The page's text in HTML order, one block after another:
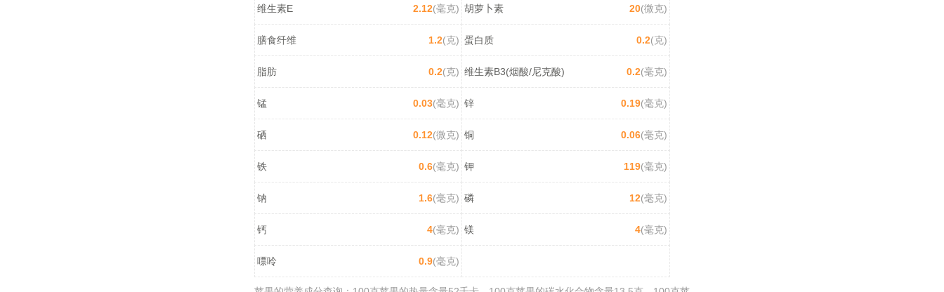
维生素E 2.12(毫克) 胡萝卜素 20(微克)
膳食纤维 1.2(克) 蛋白质 0.2(克)
脂肪 0.2(克) 维生素B3(烟酸/尼克酸) 0.2(毫克)
锰 0.03(毫克) 锌 0.19(毫克)
硒 0.12(微克) 铜 0.06(毫克)
铁 0.6(毫克) 钾 119(毫克)
钠 1.6(毫克) 磷 12(毫克)
钙 4(毫克) 镁 4(毫克)
嘌呤 0.9(毫克)